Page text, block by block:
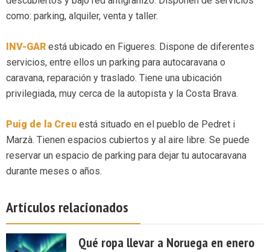
como: parking, alquiler, venta y taller.
INV-GAR está ubicado en Figueres. Dispone de diferentes
servicios, entre ellos un parking para autocaravana o
caravana, reparación y traslado. Tiene una ubicación
privilegiada, muy cerca de la autopista y la Costa Brava.
Puig de la Creu está situado en el pueblo de Pedret i
Marzà. Tienen espacios cubiertos y al aire libre. Se puede
reservar un espacio de parking para dejar tu autocaravana
durante meses o años.
Artículos relacionados
Qué ropa llevar a Noruega en enero